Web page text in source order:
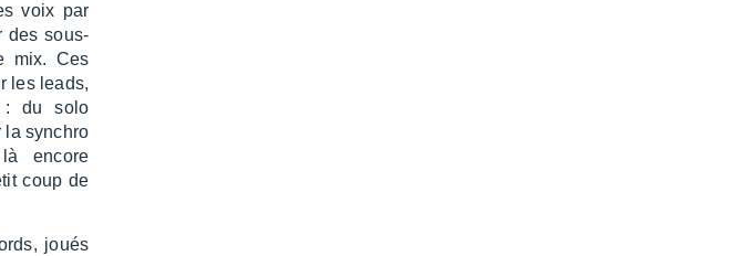
voix par
des sous-
mix. Ces
les leads,
: du solo
la synchro
encore
coup de
joués